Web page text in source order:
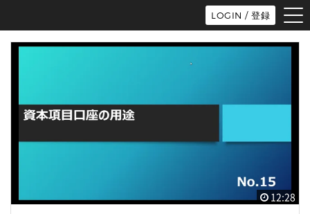
LOGIN / 登録
12:28